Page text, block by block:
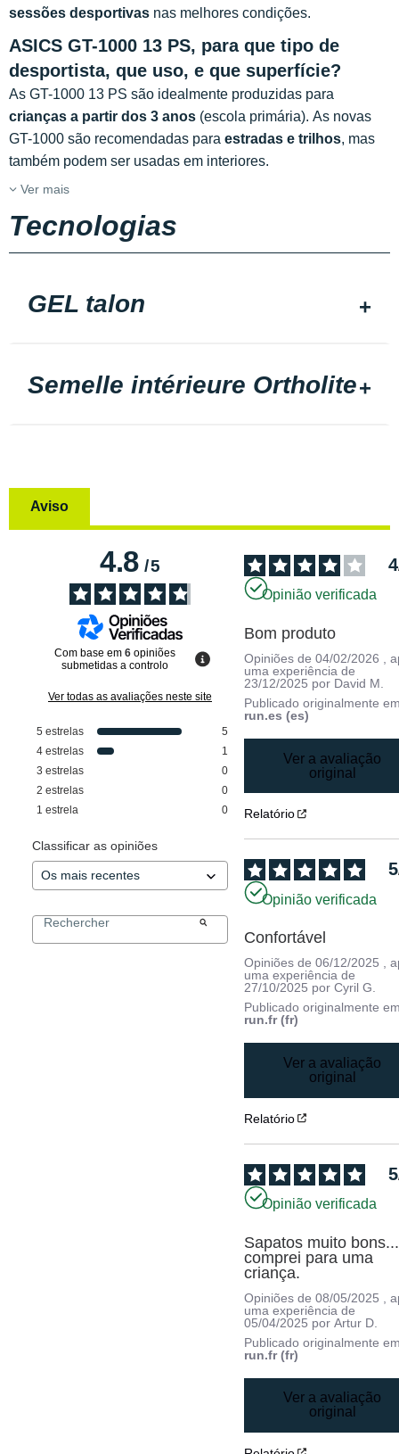
sessões desportivas nas melhores condições.
ASICS GT-1000 13 PS, para que tipo de
desportista, que uso, e que superfície?
As GT-1000 13 PS são idealmente produzidas para
crianças a partir dos 3 anos (escola primária). As novas
GT-1000 são recomendadas para estradas e trilhos, mas
também podem ser usadas em interiores.
Ver mais
Tecnologias
GEL talon
Semelle intérieure Ortholite
Aviso
4.8/5
Com base em 6 opiniões
submetidas a controlo
Ver todas as avaliações neste site
5 estrelas
5
4 estrelas
1
3 estrelas
0
2 estrelas
0
1 estrela 0
Classificar as opiniões
4
Opinião verificada
Bom produto
Opiniões de04/02/2026
,
uma experiência de
23/12/2025 por David M.
Publicado originalmente
run.es (es)
Ver a avaliação
original
Relatório
5
Opinião verificada
Confortável
Opiniões de06/12/2025 ,
uma experiência de
27/10/2025 porCyril G.
Publicado originalmente
run.fr (fr)
Ver a avaliação
original
Relatório
5
Opinião verificada
Sapatos muito bons...
comprei para uma
criança.
Opiniões de08/05/2025
,
uma experiência de
05/04/2025 porArtur D.
Publicado originalmente
run.fr (fr)
Ver a avaliação
original